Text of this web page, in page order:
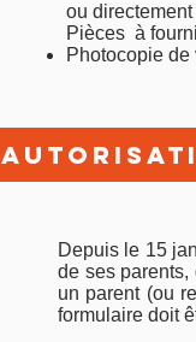
ou directement
Pièces à
Photocopie de
Depuis le 15
de ses
un parent (ou
formulaire doit